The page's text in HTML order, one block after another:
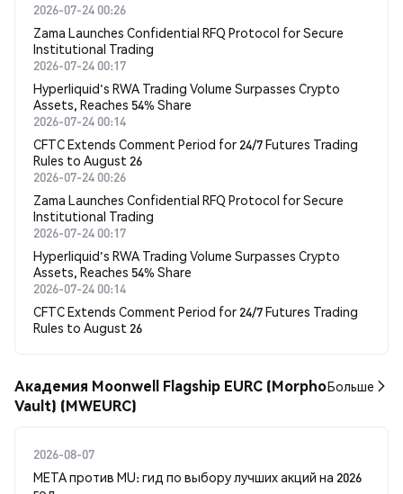
2026-07-24 00:26
Zama Launches Confidential RFQ Protocol for Secure
Institutional Trading
2026-07-24 00:17
Hyperliquid's RWA Trading Volume Surpasses Crypto
Assets, Reaches 54% Share
2026-07-24 00:14
CFTC Extends Comment Period for 24/7 Futures Trading
Rules to August 26
2026-07-24 00:26
Zama Launches Confidential RFQ Protocol for Secure
Institutional Trading
2026-07-24 00:17
Hyperliquid's RWA Trading Volume Surpasses Crypto
Assets, Reaches 54% Share
2026-07-24 00:14
CFTC Extends Comment Period for 24/7 Futures Trading
Rules to August 26
Академия Moonwell Flagship EURC (Morpho
Vault) (MWEURC)
Больше
2026-08-07
META против MU: гид по выбору лучших акций на 2026